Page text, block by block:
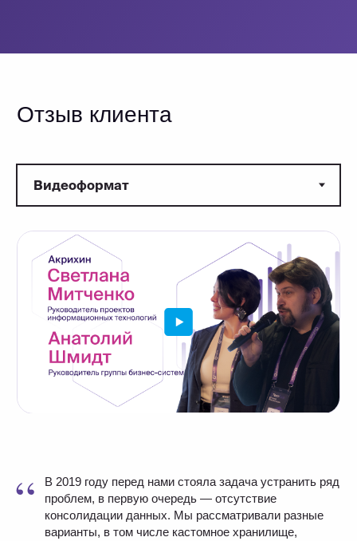
“
В 2019 году перед нами стояла задача устранить ряд
проблем, в первую очередь — отсутствие
консолидации данных. Мы рассматривали разные
варианты, в том числе кастомное хранилище,